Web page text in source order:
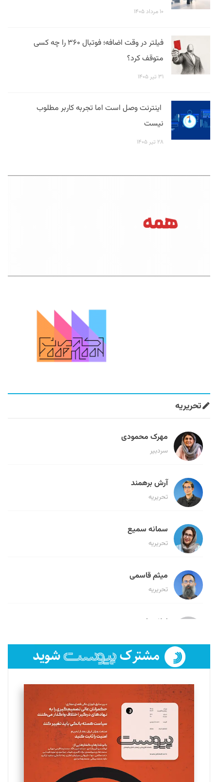
۱۰ مرداد ۱۴۰۵
فیلتر در وقت اضافه؛ فوتبال ۳۶۰ را چه کسی
متوقف کرد؟
۳۱ تیر ۱۴۰۵
اینترنت وصل است اما تجربه کاربر مطلوب
نیست
۲۸ تیر ۱۴۰۵
تحریریه
مهرک محمودی
سردبیر
آرش برهمند
تحریریه
سمانه سمیع
تحریریه
میثم قاسمی
تحریریه
لیلا حنارود
فائزه فتحی رستمی
تحریریه
سروش کرمیان
تحریریه
مینا پاکدل